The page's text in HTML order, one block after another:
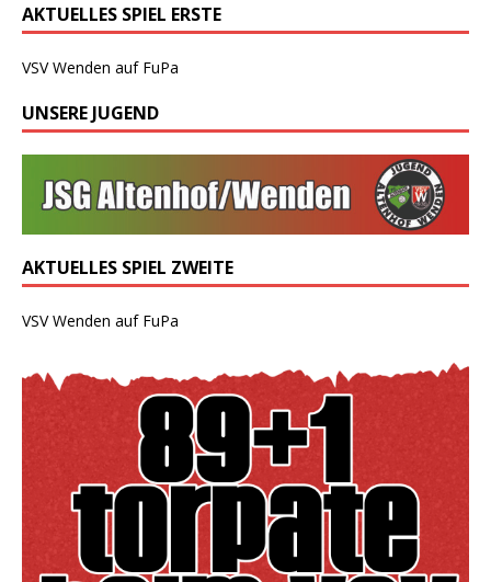
AKTUELLES SPIEL ERSTE
VSV Wenden auf FuPa
UNSERE JUGEND
AKTUELLES SPIEL ZWEITE
VSV Wenden auf FuPa